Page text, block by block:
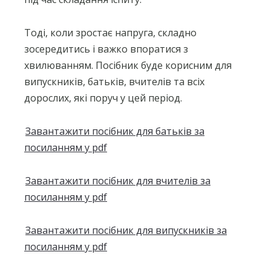
Тоді, коли зростає напруга, складно
зосередитись і важко впоратися з
хвилюванням. Посібник буде корисним для
випускників, батьків, вчителів та всіх
дорослих, які поруч у цей період.
Завантажити посібник для батьків за
посиланням у pdf
Завантажити посібник для вчителів за
посиланням у pdf
Завантажити посібник для випускників за
посиланням у pdf